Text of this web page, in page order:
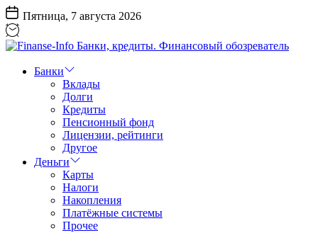
Перейти
к
содержанию
Пятница, 7 августа 2026
Info
Финансовый
обозреватель
Банки
Вклады
Долги
Кредиты
Пенсионный фонд
Лицензии, рейтинги
Другое
Деньги
Карты
Налоги
Накопления
Платёжные системы
Прочее